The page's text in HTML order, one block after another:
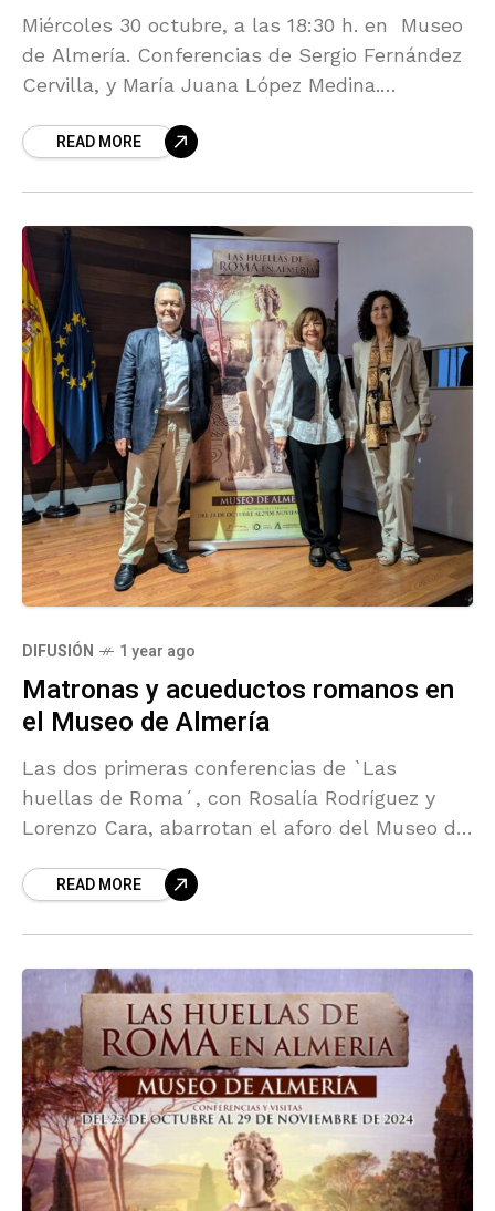
Miércoles 30 octubre, a las 18:30 h. en Museo
de Almería. Conferencias de Sergio Fernández
Cervilla, y María Juana López Medina.
READ MORE
DIFUSIÓN 1 year ago
Matronas y acueductos romanos en
el Museo de Almería
Las dos primeras conferencias de `Las
huellas de Roma´, con Rosalía Rodríguez y
Lorenzo Cara, abarrotan el aforo del Museo de
READ MORE